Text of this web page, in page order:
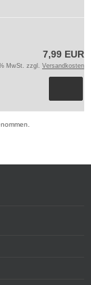
7,99 EUR
MwSt. zzgl. Versandkosten